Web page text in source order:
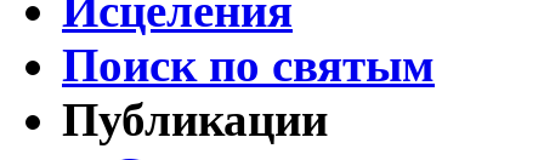
Исцеления
Поиск по святым
Публикации